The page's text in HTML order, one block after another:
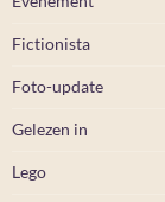
Fictionista
Foto-update
Gelezen in
Lego